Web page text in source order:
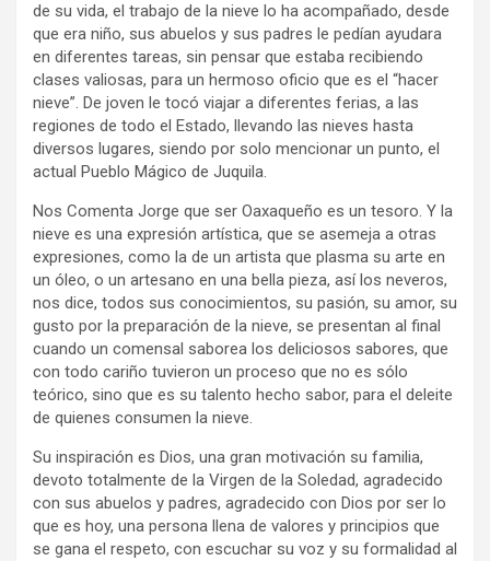
de su vida, el trabajo de la nieve lo ha acompañado, desde
que era niño, sus abuelos y sus padres le pedían ayudara
en diferentes tareas, sin pensar que estaba recibiendo
clases valiosas, para un hermoso oficio que es el “hacer
nieve”. De joven le tocó viajar a diferentes ferias, a las
regiones de todo el Estado, llevando las nieves hasta
diversos lugares, siendo por solo mencionar un punto, el
actual Pueblo Mágico de Juquila.
Nos Comenta Jorge que ser Oaxaqueño es un tesoro. Y la
nieve es una expresión artística, que se asemeja a otras
expresiones, como la de un artista que plasma su arte en
un óleo, o un artesano en una bella pieza, así los neveros,
nos dice, todos sus conocimientos, su pasión, su amor, su
gusto por la preparación de la nieve, se presentan al final
cuando un comensal saborea los deliciosos sabores, que
con todo cariño tuvieron un proceso que no es sólo
teórico, sino que es su talento hecho sabor, para el deleite
de quienes consumen la nieve.
Su inspiración es Dios, una gran motivación su familia,
devoto totalmente de la Virgen de la Soledad, agradecido
con sus abuelos y padres, agradecido con Dios por ser lo
que es hoy, una persona llena de valores y principios que
se gana el respeto, con escuchar su voz y su formalidad al